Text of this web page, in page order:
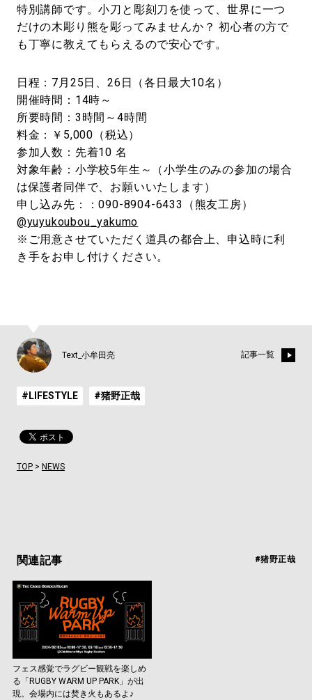
特別講師です。小刀と彫刻刀を使って、世界に一つ
だけの木彫り熊を彫ってみませんか？ 初心者の方で
も丁寧に教えてもらえるので安心です。
日程：7月25日、26日（各日最大10名）
開催時間：14時～
所要時間：3時間～4時間
料金：￥5,000（税込）
参加人数：先着10 名
対象年齢：小学校5年生～（小学生のみの参加の場合
は保護者同伴で、お願いいたします）
申し込み先：：090-8904-6433（熊友工房）
@yuyukoubou_yakumo
※ご用意させていただく道具の都合上、申込時に利
き手をお申し付けください。
Text_小牟田亮 記事一覧
#LIFESTYLE #猪野正哉
TOP> NEWS
関連記事 #猪野正哉
フェス感覚でラグビー観戦を楽しめ
る「RUGBY WARM UP PARK」が出
現。会場内には焚き火もあるよ♪